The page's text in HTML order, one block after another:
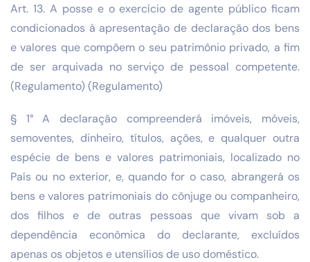
Art. 13. A posse e o exercício de agente público ficam
condicionados à apresentação de declaração dos bens
e valores que compõem o seu patrimônio privado, a fim
de ser arquivada no serviço de pessoal competente.
(Regulamento) (Regulamento)
§ 1° A declaração compreenderá imóveis, móveis,
semoventes, dinheiro, títulos, ações, e qualquer outra
espécie de bens e valores patrimoniais, localizado no
País ou no exterior, e, quando for o caso, abrangerá os
bens e valores patrimoniais do cônjuge ou companheiro,
dos filhos e de outras pessoas que vivam sob a
dependência econômica do declarante, excluídos
apenas os objetos e utensílios de uso doméstico.